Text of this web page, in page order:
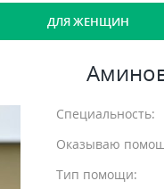
ДЛЯ ЖЕНЩИН
Специальность:
Оказываю
Тип помощи: